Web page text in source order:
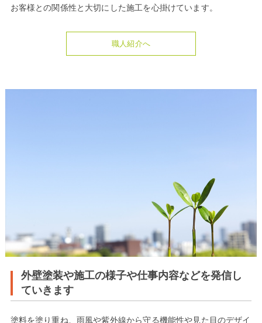
お客様との関係性と大切にした施工を心掛けています。
職人紹介へ
外壁塗装や施工の様子や仕事内容などを発信し
ていきます
塗料を塗り重ね、雨風や紫外線から守る機能性や見た目のデザイ